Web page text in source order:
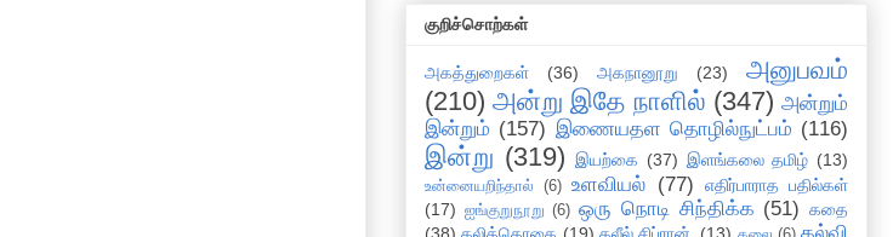
குறிச்சொற்கள்
அகத்துறைகள் (36) அகநானூறு (23)
அனுபவம்
(210) அன்று இதே நாளில் (347) அன்றும்
இன்றும் (157) இணையதள தொழில்நுட்பம் (116)
இன்று (319) இயற்கை (37) இளங்கலை தமிழ் (13)
உன்னையறிந்தால் (6) உளவியல் (77)
எதிர்பாராத பதில்கள்
(17) ஐங்குறுநூறு (6) ஒரு நொடி சிந்திக்க (51) கதை